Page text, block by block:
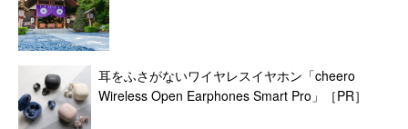
耳をふさがないワイヤレスイヤホン「cheero
Wireless Open Earphones Smart Pro」［PR］